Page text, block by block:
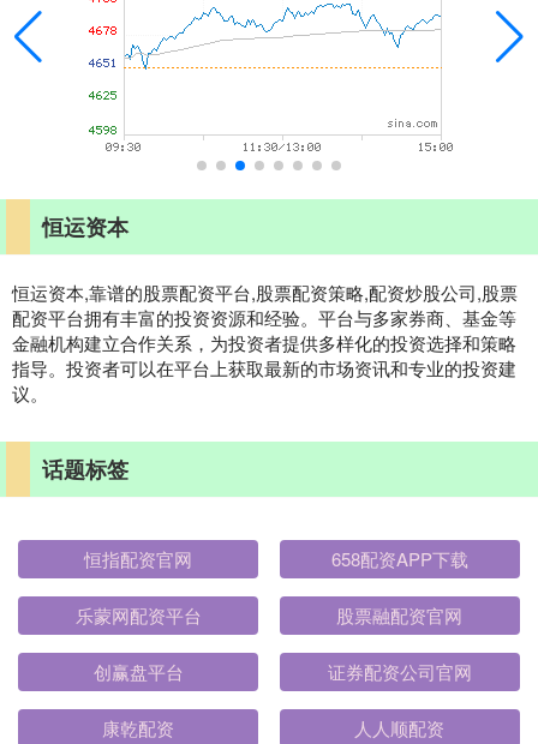
恒运资本
恒运资本,靠谱的股票配资平台,股票配资策略,配资炒股公司,股票
配资平台拥有丰富的投资资源和经验。平台与多家券商、基金等
金融机构建立合作关系，为投资者提供多样化的投资选择和策略
指导。投资者可以在平台上获取最新的市场资讯和专业的投资建
议。
话题标签
恒指配资官网 658配资APP下载
乐蒙网配资平台 股票融配资官网
创赢盘平台 证券配资公司官网
康乾配资 人人顺配资